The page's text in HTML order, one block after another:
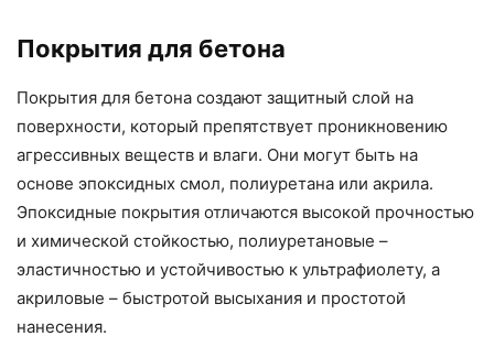
Покрытия для бетона
Покрытия для бетона создают защитный слой на
поверхности, который препятствует проникновению
агрессивных веществ и влаги. Они могут быть на
основе эпоксидных смол, полиуретана или акрила.
Эпоксидные покрытия отличаются высокой прочностью
и химической стойкостью, полиуретановые –
эластичностью и устойчивостью к ультрафиолету, а
акриловые – быстротой высыхания и простотой
нанесения.